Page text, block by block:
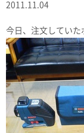
2011.11.04
今日、注文していた